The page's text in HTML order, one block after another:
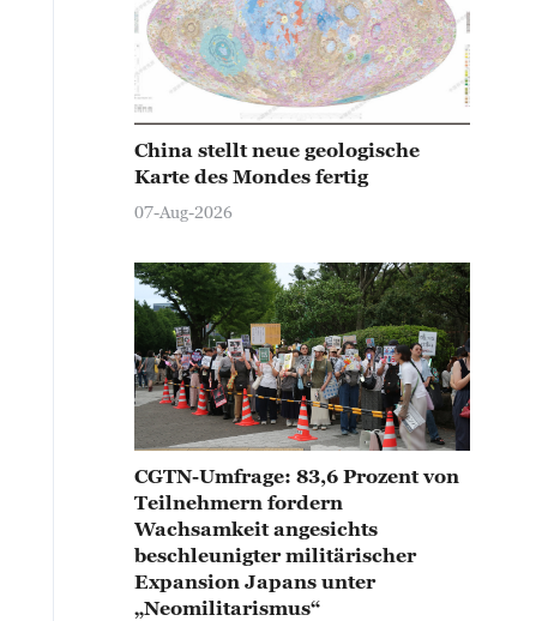
China stellt neue geologische
Karte des Mondes fertig
07-Aug-2026
CGTN-Umfrage: 83,6 Prozent von
Teilnehmern fordern
Wachsamkeit angesichts
beschleunigter militärischer
Expansion Japans unter
„Neomilitarismus“